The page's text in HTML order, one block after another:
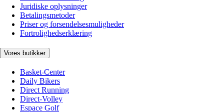
Juridiske oplysninger
Betalingsmetoder
Priser og forsendelsesmuligheder
Fortrolighedserklæring
Vores butikker
Basket-Center
Daily Bikers
Direct Running
Direct-Volley
Espace Golf